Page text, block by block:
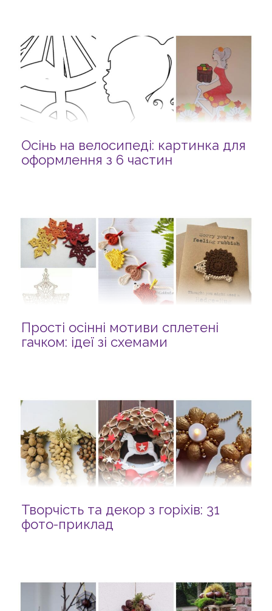
Осінь на велосипеді: картинка для
оформлення з 6 частин
Прості осінні мотиви сплетені
гачком: ідеї зі схемами
Творчість та декор з горіхів: 31
фото-приклад